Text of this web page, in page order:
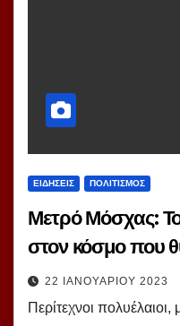
ΕΙΔΗΣΕΙΣ ΠΟΛΙΤΙΣΜΟΣ
Μετρό Μόσχας:
στον κόσμο που
22 ΙΑΝΟΥΑΡΊΟΥ 2023
Περίτεχνοι